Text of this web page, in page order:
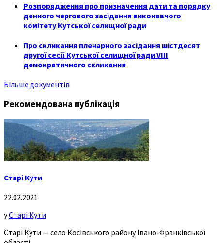
Розпорядження про призначення дати та порядку
денного чергового засідання виконавчого
комітету Кутської селищної ради
Про скликання пленарного засідання шістдесят
другої сесії Кутської селищної ради VIII
демократичного скликання
Більше документів
Рекомендована публікація
Старі Кути
22.02.2021
уСтарі Кути
Старі Кути — село Косівського району Івано-Франківської